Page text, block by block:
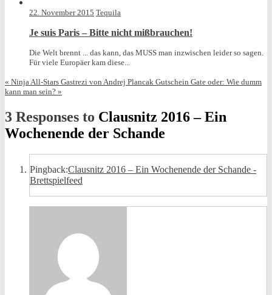
22. November 2015 Tequila
Je suis Paris – Bitte nicht mißbrauchen!
Die Welt brennt ... das kann, das MUSS man inzwischen leider so sagen.
Für viele Europäer kam diese...
« Ninja All-Stars Gastrezi von Andrej Plancak Gutschein Gate oder: Wie dumm
kann man sein? »
3 Responses to Clausnitz 2016 – Ein
Wochenende der Schande
Pingback:Clausnitz 2016 – Ein Wochenende der Schande -
Brettspielfeed